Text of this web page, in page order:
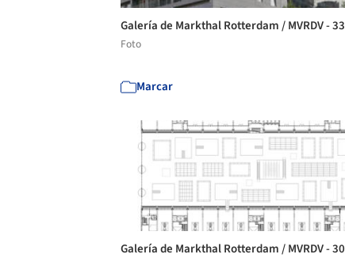
Galería de Markthal Rotterdam / MVRDV - 33
Foto
Marcar
Galería de Markthal Rotterdam / MVRDV - 30